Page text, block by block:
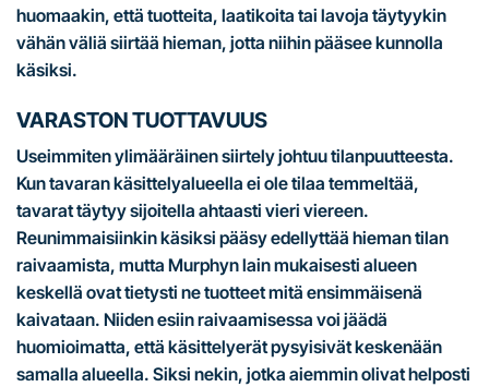
huomaakin, että tuotteita, laatikoita tai lavoja täytyykin
vähän väliä siirtää hieman, jotta niihin pääsee kunnolla
käsiksi.
VARASTON TUOTTAVUUS
Useimmiten ylimääräinen siirtely johtuu tilanpuutteesta.
Kun tavaran käsittelyalueella ei ole tilaa temmeltää,
tavarat täytyy sijoitella ahtaasti vieri viereen.
Reunimmaisiinkin käsiksi pääsy edellyttää hieman tilan
raivaamista, mutta Murphyn lain mukaisesti alueen
keskellä ovat tietysti ne tuotteet mitä ensimmäisenä
kaivataan. Niiden esiin raivaamisessa voi jäädä
huomioimatta, että käsittelyerät pysyisivät keskenään
samalla alueella. Siksi nekin, jotka aiemmin olivat helposti